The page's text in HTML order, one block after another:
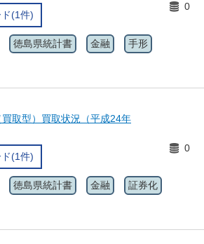
(1件)
0
徳島県統計書 金融 手形
取型）買取状況（平成24年
(1件)
0
徳島県統計書 金融 証券化